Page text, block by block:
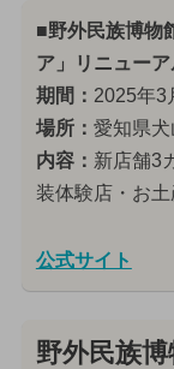
■野外民族博物
ア」リニューア
期間： 2025年3
場所： 愛知県
内容： 新店舗3
装体験店・お土
公式サイト
野外民族